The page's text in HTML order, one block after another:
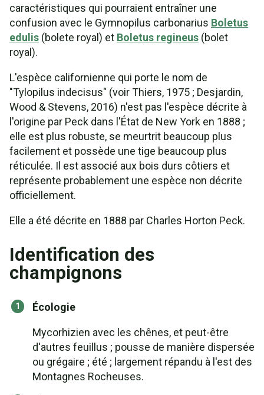
caractéristiques qui pourraient entraîner une
confusion avec le Gymnopilus carbonarius Boletus
edulis (bolete royal) et Boletus regineus (bolet
royal).
L'espèce californienne qui porte le nom de
"Tylopilus indecisus" (voir Thiers, 1975 ; Desjardin,
Wood & Stevens, 2016) n'est pas l'espèce décrite à
l'origine par Peck dans l'État de New York en 1888 ;
elle est plus robuste, se meurtrit beaucoup plus
facilement et possède une tige beaucoup plus
réticulée. Il est associé aux bois durs côtiers et
représente probablement une espèce non décrite
officiellement.
Elle a été décrite en 1888 par Charles Horton Peck.
Identification des
champignons
Écologie
Mycorhizien avec les chênes, et peut-être
d'autres feuillus ; pousse de manière dispersée
ou grégaire ; été ; largement répandu à l'est des
Montagnes Rocheuses.